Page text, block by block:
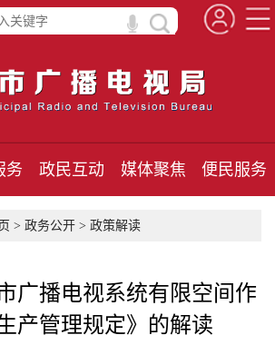
务 政民互动 媒体聚焦 便民服务
> 政务公开 > 政策解读
广播电视系统有限空间作
产管理规定》的解读